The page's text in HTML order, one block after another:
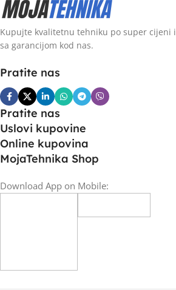
Kupujte kvalitetnu tehniku po super cijeni i
sa garancijom kod nas.
Pratite nas
Pratite nas
Uslovi kupovine
Online kupovina
MojaTehnika Shop
Download App on Mobile: